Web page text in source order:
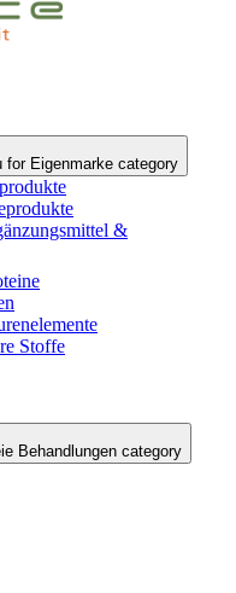
for Eigenmarke category
&
Stoffe
Behandlungen category